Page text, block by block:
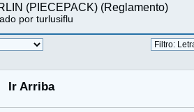
(PIECEPACK) (Reglamento)
por turlusiflu
Ir Arriba